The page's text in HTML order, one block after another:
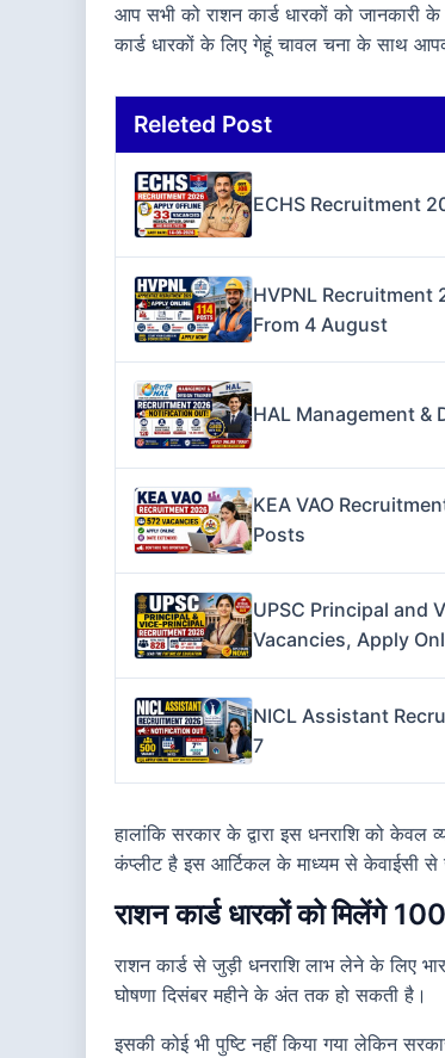
आप सभी को राशन कार्ड धारकों को जानकारी
कार्ड धारकों के लिए गेहूं चावल चना के साथ
Releted Post
ECHS Recruitment
HVPNL
From 4 August
HAL Management &
KEA VAO
Posts
UPSC Principal and
Vacancies, Apply
NICL Assistant
7
हालांकि सरकार के द्वारा इस धनराशि को केवल
कंप्लीट है इस आर्टिकल के माध्यम से केवाईसी
राशन कार्ड धारकों को मिलेंगे
राशन कार्ड से जुड़ी धनराशि लाभ लेने के लिए
घोषणा दिसंबर महीने के अंत तक हो सकती है।
इसकी कोई भी पुष्टि नहीं किया गया लेकिन